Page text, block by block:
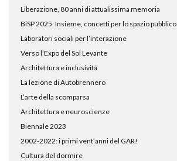
Liberazione, 80 anni di attualissima memoria
BiSP 2025: Insieme, concetti per lo spazio pubblico
Laboratori sociali per l’interazione
Verso l’Expo del Sol Levante
Architettura e inclusività
La lezione di Autobrennero
L’arte della scomparsa
Architettura e neuroscienze
Biennale 2023
2002-2022: i primi vent’anni del GAR!
Cultura del dormire